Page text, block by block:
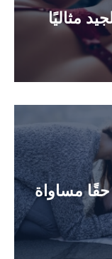
مثاليًا
مساواة